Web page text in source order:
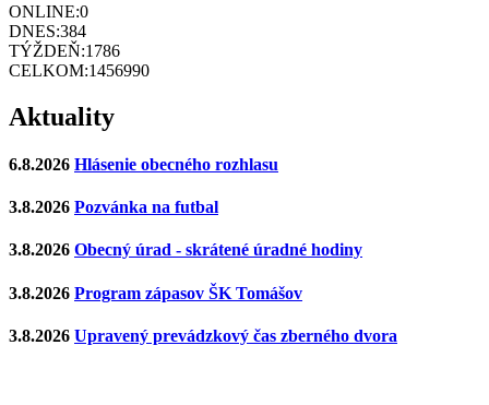
ONLINE:0
DNES:384
TÝŽDEŇ:1786
CELKOM:1456990
Aktuality
6.8.2026 Hlásenie obecného rozhlasu
3.8.2026 Pozvánka na futbal
3.8.2026 Obecný úrad - skrátené úradné hodiny
3.8.2026 Program zápasov ŠK Tomášov
3.8.2026 Upravený prevádzkový čas zberného dvora